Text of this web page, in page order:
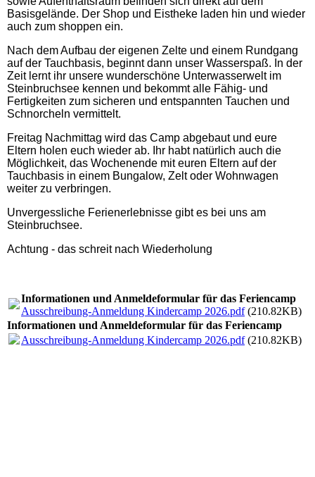
Basisgelände. Der Shop und Eistheke laden hin und wieder
auch zum shoppen ein.
Nach dem Aufbau der eigenen Zelte und einem Rundgang
auf der Tauchbasis, beginnt dann unser Wasserspaß. In der
Zeit lernt ihr unsere wunderschöne Unterwasserwelt im
Steinbruchsee kennen und bekommt alle Fähig- und
Fertigkeiten zum sicheren und entspannten Tauchen und
Schnorcheln vermittelt.
Freitag Nachmittag wird das Camp abgebaut und eure
Eltern holen euch wieder ab. Ihr habt natürlich auch die
Möglichkeit, das Wochenende mit euren Eltern auf der
Tauchbasis in einem Bungalow, Zelt oder Wohnwagen
weiter zu verbringen.
Unvergessliche Ferienerlebnisse gibt es bei uns am
Steinbruchsee.
Achtung - das schreit nach Wiederholung
Informationen und Anmeldeformular für das Feriencamp
Ausschreibung-Anmeldung Kindercamp 2026.pdf(210.82KB)
Informationen und Anmeldeformular für das Feriencamp
Ausschreibung-Anmeldung Kindercamp 2026.pdf(210.82KB)